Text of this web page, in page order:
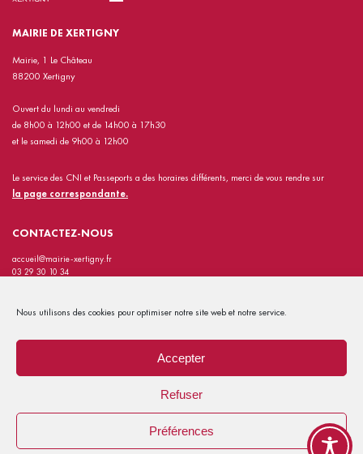
Nous utilisons des cookies pour optimiser notre site web et notre service.
Accepter
Refuser
Préférences
MAIRIE DE XERTIGNY
Mairie, 1 Le Château
88200 Xertigny
Ouvert du lundi au vendredi
de 8h00 à 12h00 et de 14h00 à 17h30
et le samedi de 9h00 à 12h00
Le service des CNI et Passeports a des horaires différents, merci de vous rendre sur
la page correspondante.
CONTACTEZ-NOUS
accueil@mairie-xertigny.fr
03 29 30 10 34
INFORMATIONS PRATIQUES
Politiques de confidentialité